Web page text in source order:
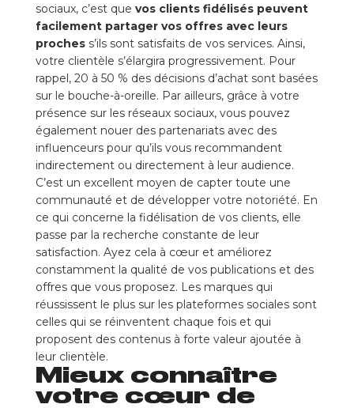
sociaux, c’est que vos clients fidélisés peuvent
facilement partager vos offres avec leurs
prochess’ils sont satisfaits de vos services. Ainsi,
votre clientèle s’élargira progressivement. Pour
rappel, 20 à 50 % des décisions d’achat sont basées
sur le bouche-à-oreille. Par ailleurs, grâce à votre
présence sur les réseaux sociaux, vous pouvez
également nouer des partenariats avec des
influenceurs pour qu’ils vous recommandent
indirectement ou directement à leur audience.
C’est un excellent moyen de capter toute une
communauté et de développer votre notoriété. En
ce qui concerne la fidélisation de vos clients, elle
passe par la recherche constante de leur
satisfaction. Ayez cela à cœur et améliorez
constamment la qualité de vos publications et des
offres que vous proposez. Les marques qui
réussissent le plus sur les plateformes sociales sont
celles qui se réinventent chaque fois et qui
proposent des contenus à forte valeur ajoutée à
leur clientèle.
Mieux connaître
votre cœur de